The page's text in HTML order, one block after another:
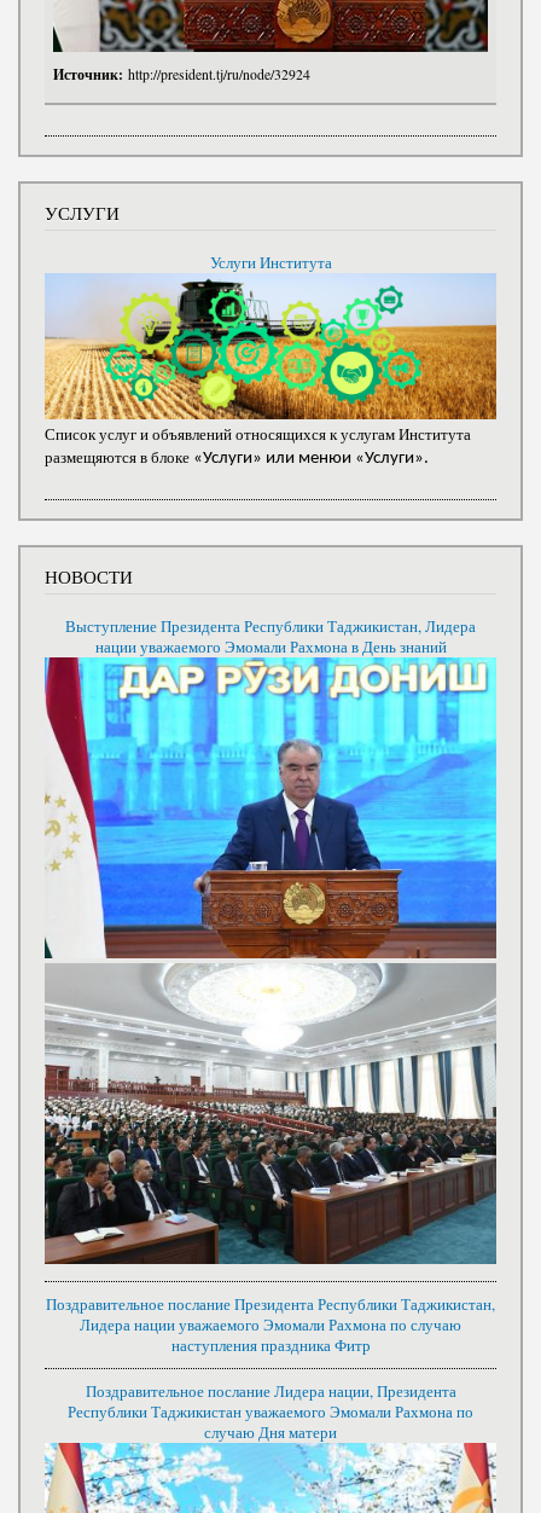
Источник: http://president.tj/ru/node/32924
УСЛУГИ
Услуги Института
Список услуг и объявлений относящихся к услугам Института
размещяются в блоке «Услуги» или менюи «Услуги».
НОВОСТИ
Выступление Президента Республики Таджикистан, Лидера
нации уважаемого Эмомали Рахмона в День знаний
Поздравительное послание Президента Республики Таджикистан,
Лидера нации уважаемого Эмомали Рахмона по случаю
наступления праздника Фитр
Поздравительное послание Лидера нации, Президента
Республики Таджикистан уважаемого Эмомали Рахмона по
случаю Дня матери